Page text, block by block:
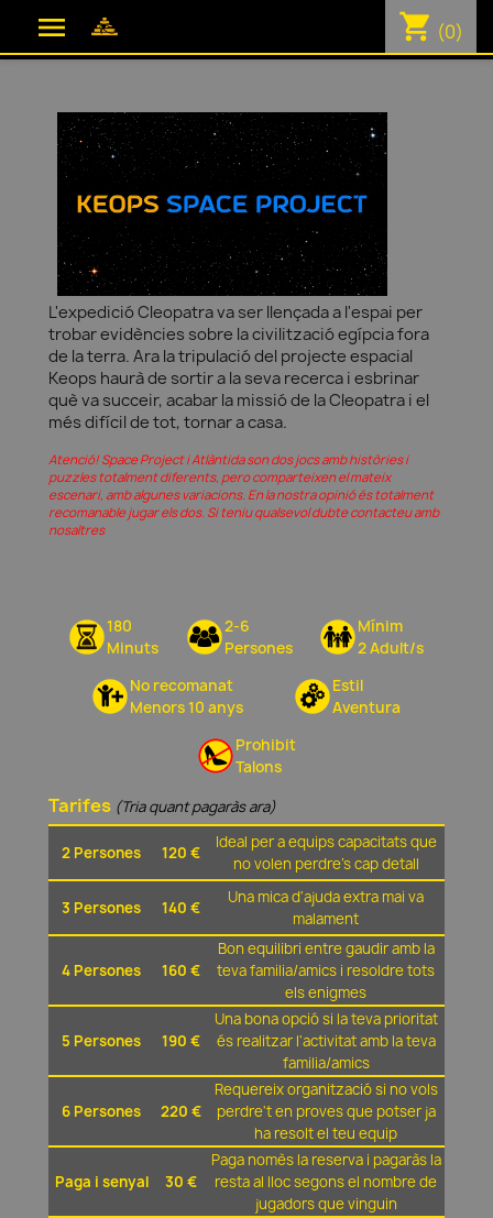
 shopping_cart (0)
L'expedició Cleopatra va ser llençada a l'espai per
trobar evidències sobre la civilització egípcia fora
de la terra. Ara la tripulació del projecte espacial
Keops haurà de sortir a la seva recerca i esbrinar
què va succeir, acabar la missió de la Cleopatra i el
més difícil de tot, tornar a casa.
Atenció! Space Project i Atlàntida son dos jocs amb històries i
puzzles totalment diferents, pero comparteixen el mateix
escenari, amb algunes variacions. En la nostra opinió és totalment
recomanable jugar els dos. Si teniu qualsevol dubte contacteu amb
nosaltres
180
Minuts
2-6
Persones
Mínim
2 Adult/s
No recomanat
Menors 10 anys
Estil
Aventura
Prohibit
Talons
Tarifes (Tria quant pagaràs ara)
2 Persones 120 €
Ideal per a equips capacitats que
no volen perdre's cap detall
3 Persones 140 €
Una mica d'ajuda extra mai va
malament
4 Persones 160 €
Bon equilibri entre gaudir amb la
teva familia/amics i resoldre tots
els enigmes
5 Persones 190 €
Una bona opció si la teva prioritat
és realitzar l'activitat amb la teva
familia/amics
6 Persones 220 €
Requereix organització si no vols
perdre't en proves que potser ja
ha resolt el teu equip
Paga i senyal 30 €
Paga nomès la reserva i pagaràs la
resta al lloc segons el nombre de
jugadors que vinguin